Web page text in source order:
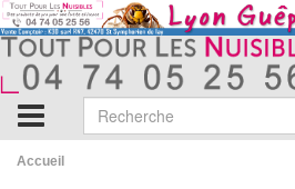
Accueil